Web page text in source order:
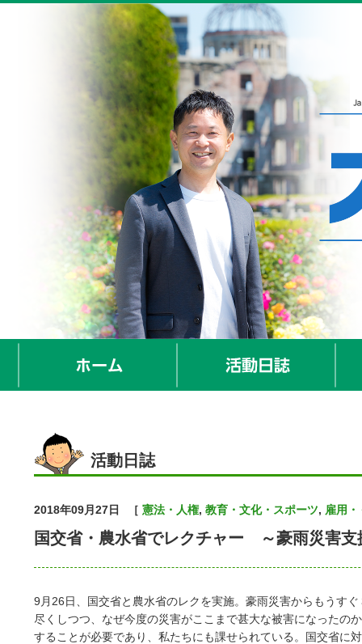
活動日誌
2018年09月27日 ［ 憲法・人権, 教育・文化・スポーツ, 雇用
国交省・農水省でレクチャー ～豪雨災害支
9月26日、国交省と農水省のレクを実施。豪雨災害からもうす
尽くしつつ、なぜ今度の災害がここまで甚大な被害になったの
することが必要であり、私たちにも課せられている。国交省